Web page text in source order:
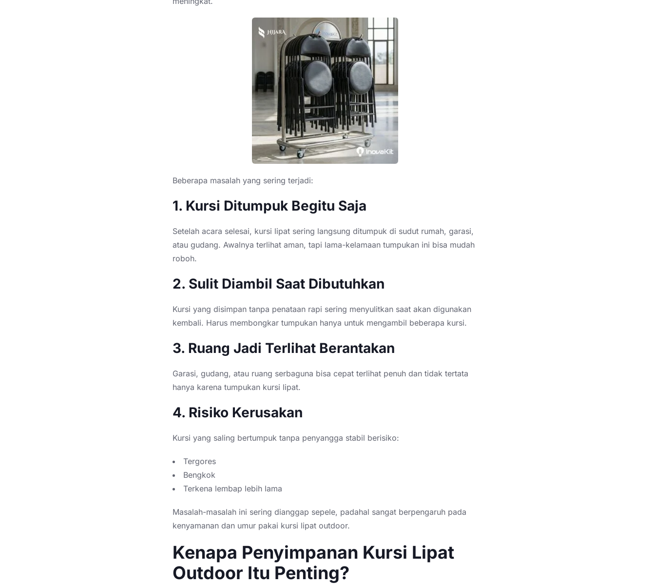
Beberapa masalah yang sering terjadi:
1. Kursi Ditumpuk Begitu Saja
Setelah acara selesai, kursi lipat sering langsung ditumpuk di sudut rumah, garasi,
atau gudang. Awalnya terlihat aman, tapi lama-kelamaan tumpukan ini bisa mudah
roboh.
2. Sulit Diambil Saat Dibutuhkan
Kursi yang disimpan tanpa penataan rapi sering menyulitkan saat akan digunakan
kembali. Harus membongkar tumpukan hanya untuk mengambil beberapa kursi.
3. Ruang Jadi Terlihat Berantakan
Garasi, gudang, atau ruang serbaguna bisa cepat terlihat penuh dan tidak tertata
hanya karena tumpukan kursi lipat.
4. Risiko Kerusakan
Kursi yang saling bertumpuk tanpa penyangga stabil berisiko:
Tergores
Bengkok
Terkena lembap lebih lama
Masalah-masalah ini sering dianggap sepele, padahal sangat berpengaruh pada
kenyamanan dan umur pakai kursi lipat outdoor.
Kenapa Penyimpanan Kursi Lipat
Outdoor Itu Penting?